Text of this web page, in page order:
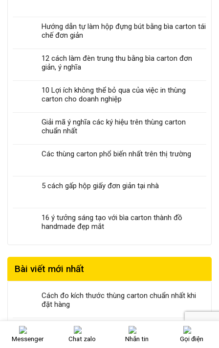
Hướng dẫn tự làm hộp đựng bút bằng bìa carton tái
chế đơn giản
12 cách làm đèn trung thu bằng bìa carton đơn
giản, ý nghĩa
10 Lợi ích không thể bỏ qua của việc in thùng
carton cho doanh nghiệp
Giải mã ý nghĩa các ký hiệu trên thùng carton
chuẩn nhất
Các thùng carton phổ biến nhất trên thị trường
5 cách gấp hộp giấy đơn giản tại nhà
16 ý tưởng sáng tạo với bìa carton thành đồ
handmade đẹp mắt
Bài viết mới nhất
Cách đo kích thước thùng carton chuẩn nhất khi
đặt hàng
In Offset là gì? Những ưu điểm vượt trội
Gọi điện
Nhắn tin
Chat zalo
Messenger